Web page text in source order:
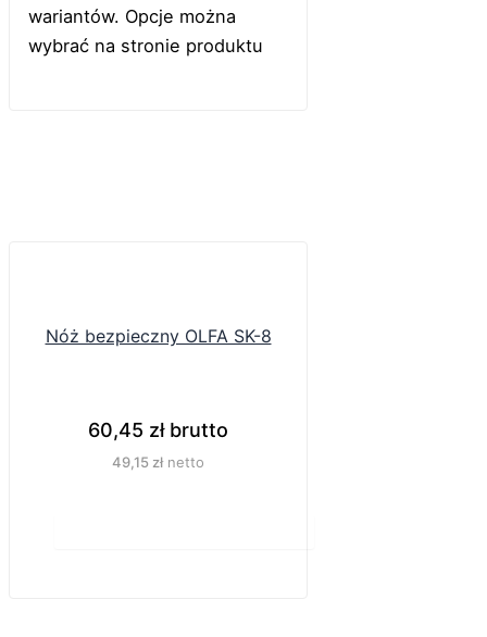
wariantów. Opcje można
wybrać na stronie produktu
Nóż bezpieczny OLFA SK-8
60,45 złbrutto
49,15 złnetto